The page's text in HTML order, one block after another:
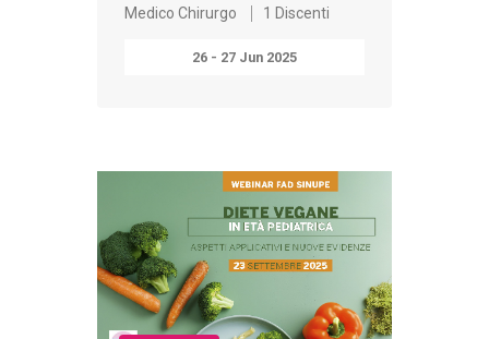
Medico Chirurgo 1 Discenti
26 - 27 Jun 2025